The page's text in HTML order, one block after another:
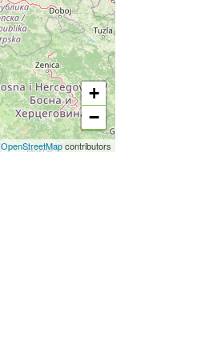
+
−
OpenStreetMapcontributors